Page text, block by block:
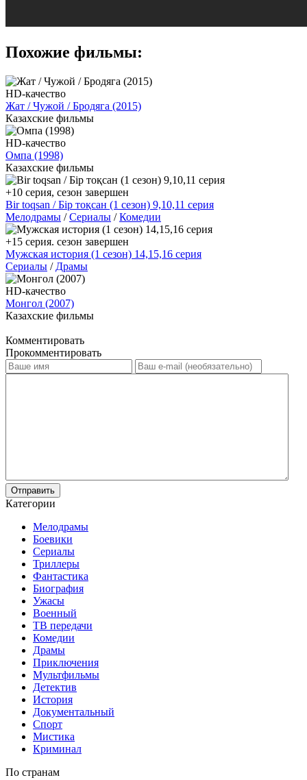
Похожие фильмы:
HD-качество
Жат / Чужой / Бродяга (2015)
Казахские фильмы
HD-качество
Омпа (1998)
Казахские фильмы
+10 серия, сезон завершен
Bir toqsan / Бір тоқсан (1 сезон) 9,10,11 серия
Мелодрамы /Сериалы /Комедии
+15 серия. сезон завершен
Мужская история (1 сезон) 14,15,16 серия
Сериалы / Драмы
HD-качество
Монгол (2007)
Казахские фильмы
Комментировать
Прокомментировать
Отправить
Категории
Мелодрамы
Боевики
Сериалы
Триллеры
Фантастика
Биография
Ужасы
Военный
ТВ передачи
Комедии
Драмы
Приключения
Мультфильмы
Детектив
История
Документальный
Спорт
Мистика
Криминал
По странам